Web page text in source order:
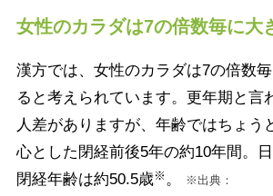
女性のカラダは7の倍数毎に大
漢方では、女性のカラダは7の倍数
ると考えられています。更年期と言
人差がありますが、年齢ではちょう
心とした閉経前後5年の約10年間。
閉経年齢は約50.5歳※ 。
※出典：